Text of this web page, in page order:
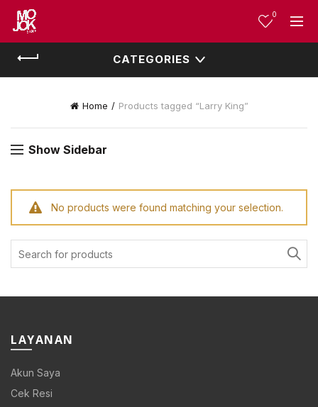
0
CATEGORIES
Home Products tagged “Larry King”
Show Sidebar
No products were found matching your selection.
LAYANAN
Akun Saya
Cek Resi